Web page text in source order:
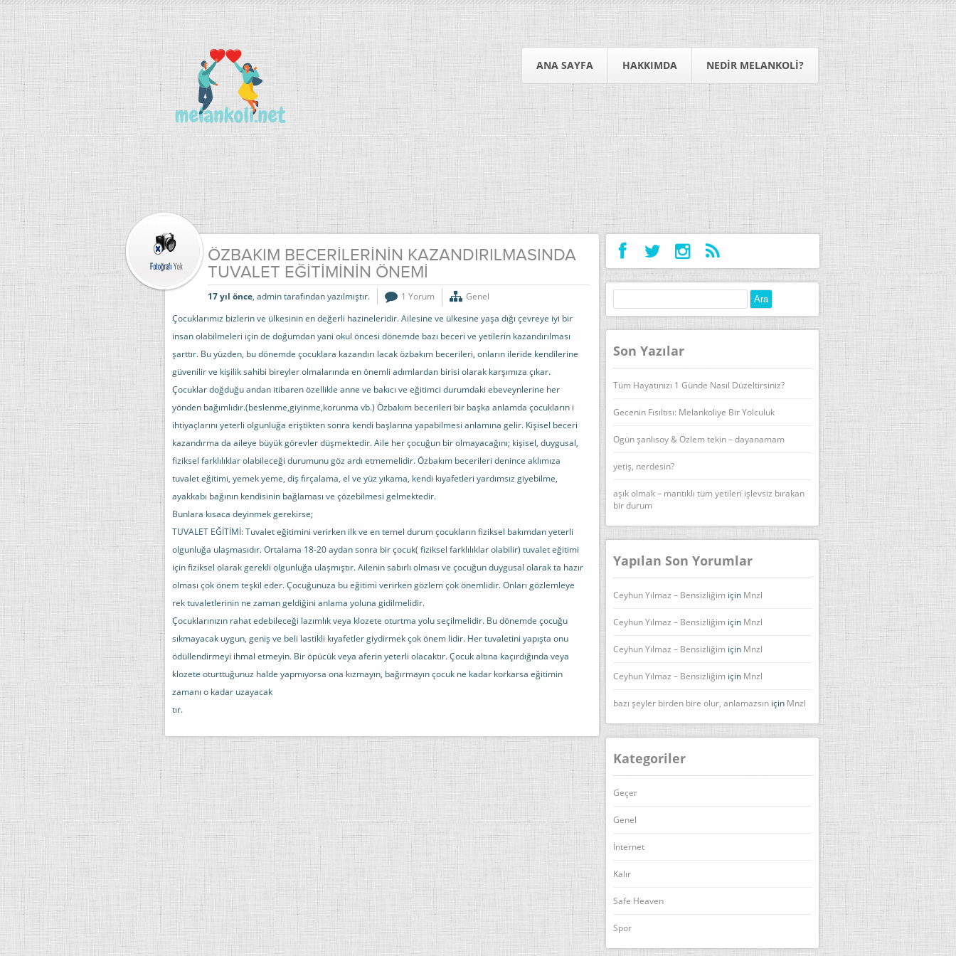
ANA SAYFA HAKKIMDA NEDIR MELANKOLI?
ÖZBAKIM BECERİLERİNİN KAZANDIRILMASINDA
TUVALET EĞİTİMİNİN ÖNEMİ
17 yıl önce, admin tarafından yazılmıştır. 1 Yorum
Genel
Çocuklarımız bizlerin ve ülkesinin en değerli hazineleridir. Ailesine ve ülkesine yaşa dığı çevreye iyi bir
insan olabilmeleri için de doğumdan yani okul öncesi dönemde bazı beceri ve yetilerin kazandırılması
şarttır. Bu yüzden, bu dönemde çocuklara kazandırı lacak özbakım becerileri, onların ileride kendilerine
güvenilir ve kişilik sahibi bireyler olmalarında en önemli adımlardan birisi olarak karşımıza çıkar.
Çocuklar doğduğu andan itibaren özellikle anne ve bakıcı ve eğitimci durumdaki ebeveynlerine her
yönden bağımlıdır.(beslenme,giyinme,korunma vb.) Özbakım becerileri bir başka anlamda çocukların i
ihtiyaçlarını yeterli olgunluğa eriştikten sonra kendi başlarına yapabilmesi anlamına gelir. Kişisel beceri
kazandırma da aileye büyük görevler düşmektedir. Aile her çocuğun bir olmayacağını; kişisel, duygusal,
fiziksel farklılıklar olabileceği durumunu göz ardı etmemelidir. Özbakım becerileri denince aklımıza
tuvalet eğitimi, yemek yeme, diş fırçalama, el ve yüz yıkama, kendi kıyafetleri yardımsız giyebilme,
ayakkabı bağının kendisinin bağlaması ve çözebilmesi gelmektedir.
Bunlara kısaca deyinmek gerekirse;
TUVALET EĞİTİMİ: Tuvalet eğitimini verirken ilk ve en temel durum çocukların fiziksel bakımdan yeterli
olgunluğa ulaşmasıdır. Ortalama 18-20 aydan sonra bir çocuk( fiziksel farklılıklar olabilir) tuvalet eğitimi
için fiziksel olarak gerekli olgunluğa ulaşmıştır. Ailenin sabırlı olması ve çocuğun duygusal olarak ta hazır
olması çok önem teşkil eder. Çocuğunuza bu eğitimi verirken gözlem çok önemlidir. Onları gözlemleye
rek tuvaletlerinin ne zaman geldiğini anlama yoluna gidilmelidir.
Çocuklarınızın rahat edebileceği lazımlık veya klozete oturtma yolu seçilmelidir. Bu dönemde çocuğu
sıkmayacak uygun, geniş ve beli lastikli kıyafetler giydirmek çok önem lidir. Her tuvaletini yapışta onu
ödüllendirmeyi ihmal etmeyin. Bir öpücük veya aferin yeterli olacaktır. Çocuk altına kaçırdığında veya
klozete oturttuğunuz halde yapmıyorsa ona kızmayın, bağırmayın çocuk ne kadar korkarsa eğitimin
zamanı o kadar uzayacak
tır.
Arama:
Son Yazılar
Tüm Hayatınızı 1 Günde Nasıl Düzeltirsiniz?
Gecenin Fısıltısı: Melankoliye Bir Yolculuk
Ogün şanlısoy & Özlem tekin – dayanamam
yetiş, nerdesin?
aşık olmak – mantıklı tüm yetileri işlevsiz bırakan
bir durum
Yapılan Son Yorumlar
Ceyhun Yılmaz – Bensizliğim için Mnzl
Ceyhun Yılmaz – Bensizliğim için Mnzl
Ceyhun Yılmaz – Bensizliğim için Mnzl
Ceyhun Yılmaz – Bensizliğim için Mnzl
bazı şeyler birden bire olur, anlamazsın için Mnzl
Kategoriler
Geçer
Genel
İnternet
Kalır
Safe Heaven
Spor